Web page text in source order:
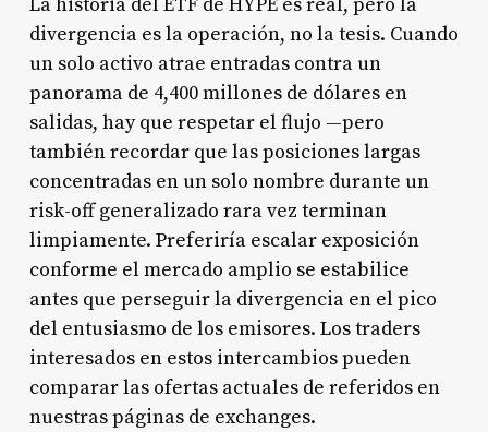
La historia del ETF de HYPE es real, pero la
divergencia es la operación, no la tesis. Cuando
un solo activo atrae entradas contra un
panorama de 4,400 millones de dólares en
salidas, hay que respetar el flujo —pero
también recordar que las posiciones largas
concentradas en un solo nombre durante un
risk-off generalizado rara vez terminan
limpiamente. Preferiría escalar exposición
conforme el mercado amplio se estabilice
antes que perseguir la divergencia en el pico
del entusiasmo de los emisores. Los traders
interesados en estos intercambios pueden
comparar las ofertas actuales de referidos en
nuestras páginas de exchanges.